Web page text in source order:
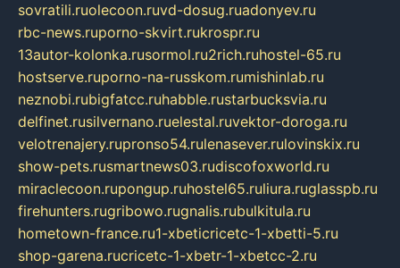
sovratili.ruolecoon.ruvd-dosug.ruadonyev.ru
rbc-news.ruporno-skvirt.rukrospr.ru
13autor-kolonka.rusormol.ru2rich.ruhostel-65.ru
hostserve.ruporno-na-russkom.rumishinlab.ru
neznobi.rubigfatcc.ruhabble.rustarbucksvia.ru
delfinet.rusilvernano.ruelestal.ruvektor-doroga.ru
velotrenajery.rupronso54.rulenasever.rulovinskix.ru
show-pets.rusmartnews03.rudiscofoxworld.ru
miraclecoon.rupongup.ruhostel65.ruliura.ruglasspb.ru
firehunters.rugribowo.rugnalis.rubulkitula.ru
hometown-france.ru1-xbeticricetc-1-xbetti-5.ru
shop-garena.rucricetc-1-xbetr-1-xbetcc-2.ru